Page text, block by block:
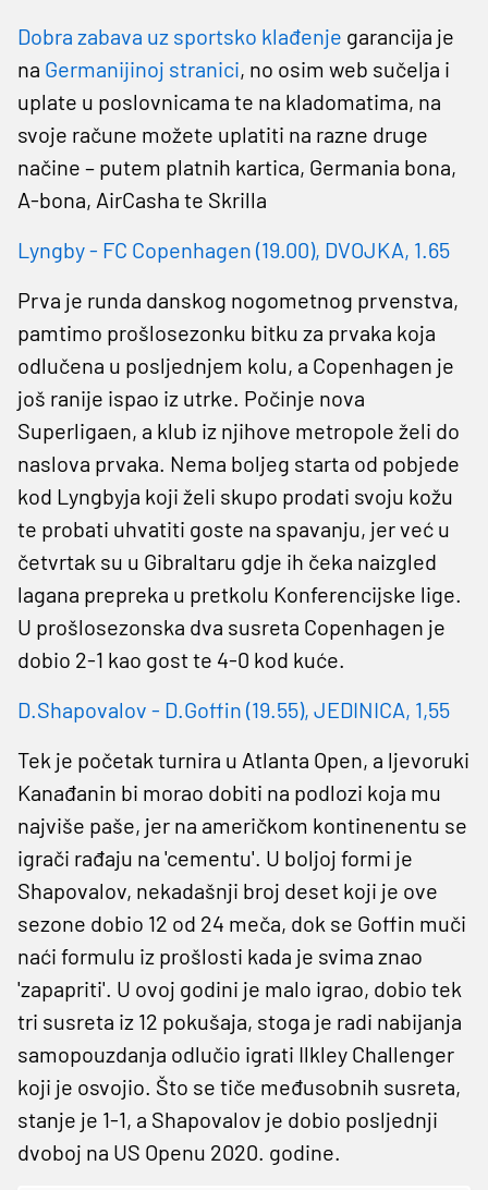
Dobra zabava uz sportsko klađenje garancija je
na Germanijinoj stranici, no osim web sučelja i
uplate u poslovnicama te na kladomatima, na
svoje račune možete uplatiti na razne druge
načine – putem platnih kartica, Germania bona,
A-bona, AirCasha te Skrilla
Lyngby - FC Copenhagen (19.00), DVOJKA, 1.65
Prva je runda danskog nogometnog prvenstva,
pamtimo prošlosezonku bitku za prvaka koja
odlučena u posljednjem kolu, a Copenhagen je
još ranije ispao iz utrke. Počinje nova
Superligaen, a klub iz njihove metropole želi do
naslova prvaka. Nema boljeg starta od pobjede
kod Lyngbyja koji želi skupo prodati svoju kožu
te probati uhvatiti goste na spavanju, jer već u
četvrtak su u Gibraltaru gdje ih čeka naizgled
lagana prepreka u pretkolu Konferencijske lige.
U prošlosezonska dva susreta Copenhagen je
dobio 2-1 kao gost te 4-0 kod kuće.
D.Shapovalov - D.Goffin (19.55), JEDINICA, 1,55
Tek je početak turnira u Atlanta Open, a ljevoruki
Kanađanin bi morao dobiti na podlozi koja mu
najviše paše, jer na američkom kontinenentu se
igrači rađaju na 'cementu'. U boljoj formi je
Shapovalov, nekadašnji broj deset koji je ove
sezone dobio 12 od 24 meča, dok se Goffin muči
naći formulu iz prošlosti kada je svima znao
'zapapriti'. U ovoj godini je malo igrao, dobio tek
tri susreta iz 12 pokušaja, stoga je radi nabijanja
samopouzdanja odlučio igrati Ilkley Challenger
koji je osvojio. Što se tiče međusobnih susreta,
stanje je 1-1, a Shapovalov je dobio posljednji
dvoboj na US Openu 2020. godine.